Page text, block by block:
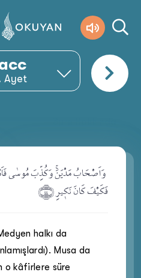
Ayet
وَاَصْحَابُ مَدْيَنَۚ وَكُذِّبَ مُوسٰى
فَكَيْفَ كَانَ نَك۪يرِ ﴿٤٤﴾
halkı da
Musa da
o kâfirlere süre